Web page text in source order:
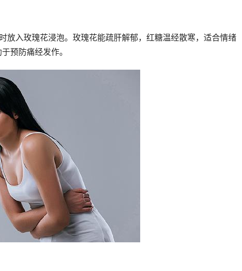
放入玫瑰花浸泡。玫瑰花能疏肝解郁，红糖温经散寒，适合情绪
预防痛经发作。